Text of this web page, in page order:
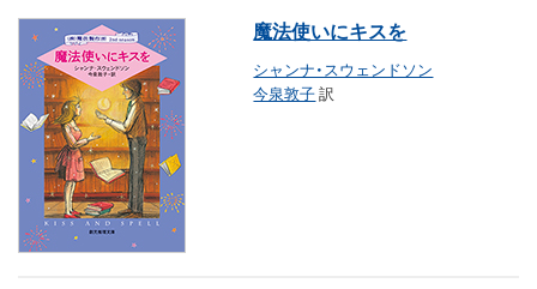
魔法使いにキスを
シャンナ・スウェンドソン
今泉敦子訳